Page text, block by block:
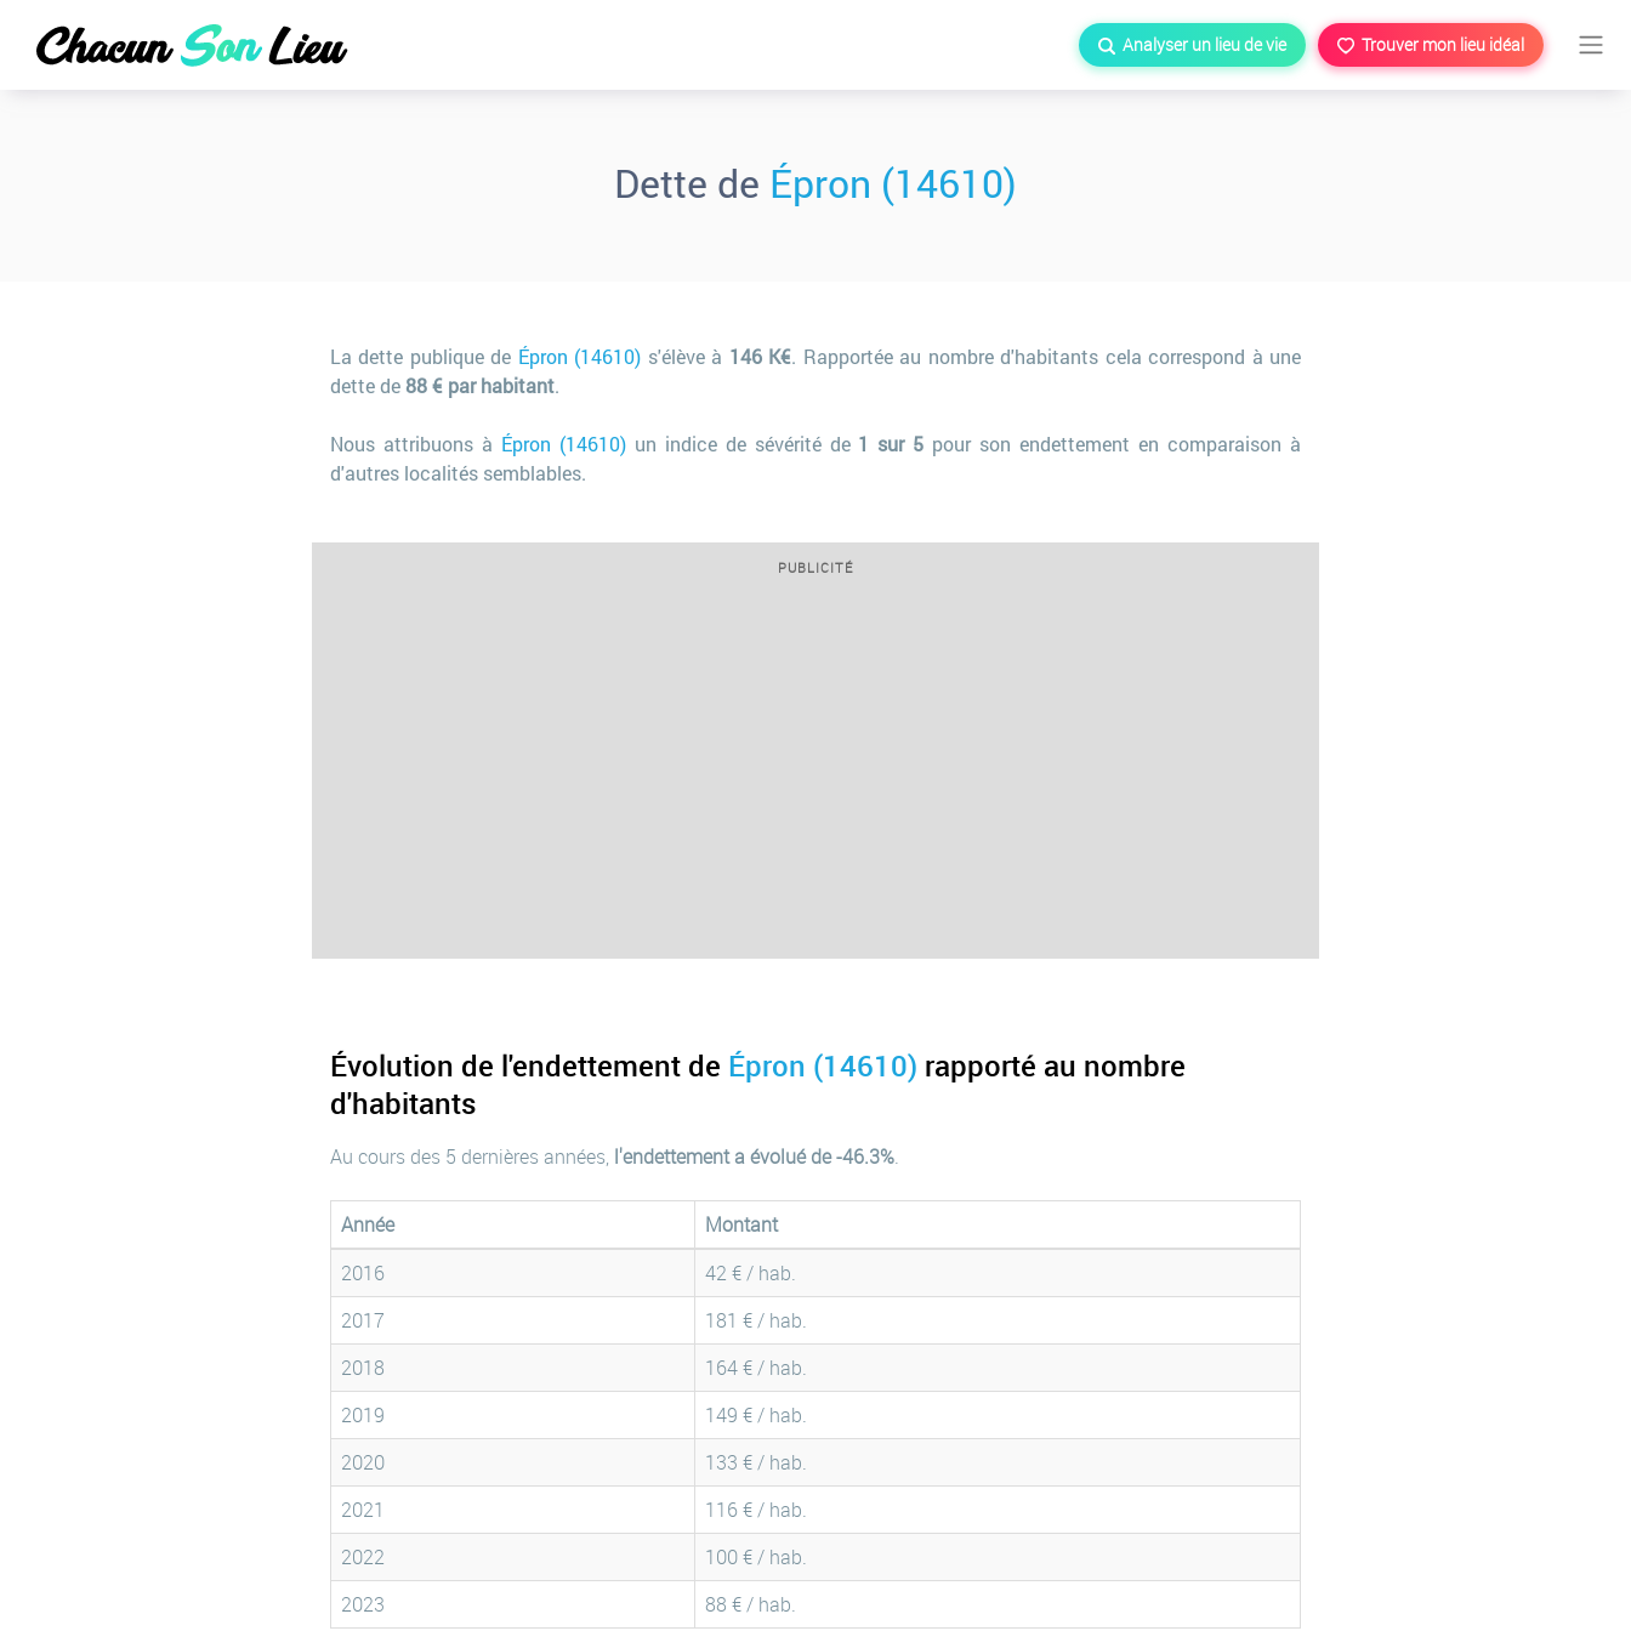
Analyser un lieu de vie Trouver mon lieu idéal
Dette de Épron (14610)
La dette publique de Épron (14610) s'élève à 146 K€. Rapportée au nombre d'habitants cela correspond à une
dette de88 € par habitant.
Nous attribuons à Épron (14610)un indice de sévérité de 1 sur 5 pour son endettement en comparaison à
d'autres localités semblables.
PUBLICITÉ
Évolution de l'endettement de Épron (14610) rapporté au nombre
d'habitants
Au cours des 5 dernières années, l'endettement a évolué de -46.3%.
Année
Montant
2016
42 € / hab.
2017
181 € / hab.
2018
164 € / hab.
2019
149 € / hab.
2020
133 € / hab.
2021
116 € / hab.
2022
100 € / hab.
2023
88 € / hab.